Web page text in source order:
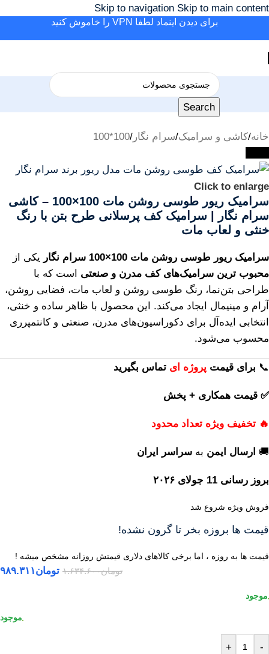
Skip to navigation Skip to main content
برای دیدن اینماد لطفا VPN را خاموش کنید
Search
خانه/کاشی و سرامیک/سرام نگار /
100*100
Click to enlarge
سرامیک ریور طوسی روشن مات 100×100 – کاشی
سرام نگار | سرامیک کف پرسلانی طرح بتن با رنگ
خنثی و لعاب مات
سرامیک ریور طوسی روشن مات 100×100 سرام نگار
یکی از
محبوب ترین سرامیک‌های کف مدرن و صنعتی است که با
طراحی بتن‌نما، رنگ طوسی روشن و لعاب مات، فضایی روشن،
آرام و مینیمال ایجاد می‌کند. این محصول با ظاهر ساده و خنثی،
انتخابی ایده‌آل برای دکوراسیون‌های مدرن، صنعتی و کانتمپرری
محسوب می‌شود.
📞 برای قیمت پروژه ای تماس بگیرید
✅ قیمت همکاری + پخش
🔥 تخفیف ویژه تعداد محدود
🚚 ارسال ایمن به سراسر ایران
بروز رسانی 11 جولای ۲۰۲۶
فروش ویژه شروع شد
قیمت ها بروزه بخر تا گرون نشده!
قیمت ها به روزه ، اما برخی کالاهای دلاری قیمتش روزانه مشخص میشه !
تومان۱.۶۳۴.۶۰۰ تومان۹۸۹.۳۱۱
-
+